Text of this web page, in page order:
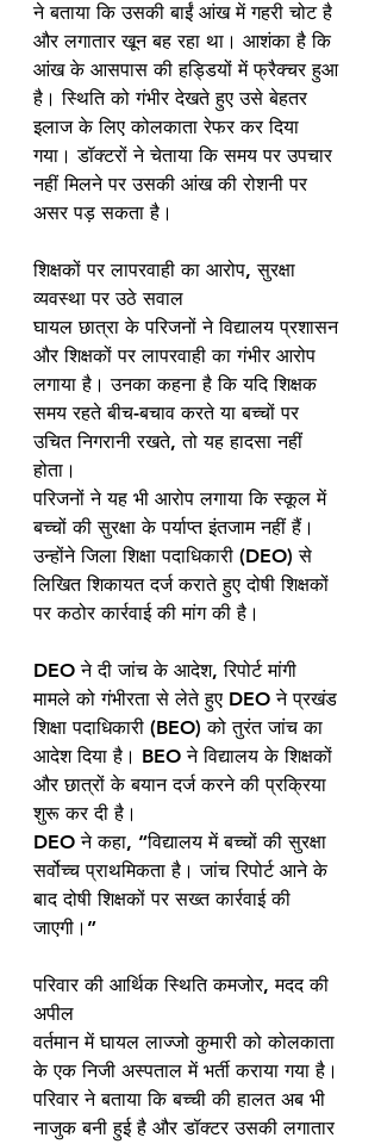
ने बताया कि उसकी बाईं आंख में गहरी चोट है
और लगातार खून बह रहा था। आशंका है कि
आंख के आसपास की हड्डियों में फ्रैक्चर हुआ
है। स्थिति को गंभीर देखते हुए उसे बेहतर
इलाज के लिए कोलकाता रेफर कर दिया
गया। डॉक्टरों ने चेताया कि समय पर उपचार
नहीं मिलने पर उसकी आंख की रोशनी पर
असर पड़ सकता है।
शिक्षकों पर लापरवाही का आरोप, सुरक्षा
व्यवस्था पर उठे सवाल
घायल छात्रा के परिजनों ने विद्यालय प्रशासन
और शिक्षकों पर लापरवाही का गंभीर आरोप
लगाया है। उनका कहना है कि यदि शिक्षक
समय रहते बीच-बचाव करते या बच्चों पर
उचित निगरानी रखते, तो यह हादसा नहीं
होता।
परिजनों ने यह भी आरोप लगाया कि स्कूल में
बच्चों की सुरक्षा के पर्याप्त इंतजाम नहीं हैं।
उन्होंने जिला शिक्षा पदाधिकारी (DEO) से
लिखित शिकायत दर्ज कराते हुए दोषी शिक्षकों
पर कठोर कार्रवाई की मांग की है।
DEO ने दी जांच के आदेश, रिपोर्ट मांगी
मामले को गंभीरता से लेते हुए DEO ने प्रखंड
शिक्षा पदाधिकारी (BEO) को तुरंत जांच का
आदेश दिया है। BEO ने विद्यालय के शिक्षकों
और छात्रों के बयान दर्ज करने की प्रक्रिया
शुरू कर दी है।
DEO ने कहा, “विद्यालय में बच्चों की सुरक्षा
सर्वोच्च प्राथमिकता है। जांच रिपोर्ट आने के
बाद दोषी शिक्षकों पर सख्त कार्रवाई की
जाएगी।”
परिवार की आर्थिक स्थिति कमजोर, मदद की
अपील
वर्तमान में घायल लाज्जो कुमारी को कोलकाता
के एक निजी अस्पताल में भर्ती कराया गया है।
परिवार ने बताया कि बच्ची की हालत अब भी
नाजुक बनी हुई है और डॉक्टर उसकी लगातार